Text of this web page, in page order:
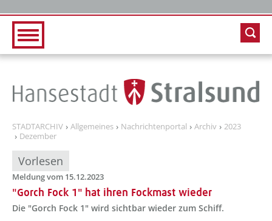
STADTARCHIV Allgemeines Nachrichtenportal Archiv
2023
Dezember
Vorlesen
Meldung vom 15.12.2023
"Gorch Fock 1" hat ihren Fockmast wieder
Die "Gorch Fock 1" wird sichtbar wieder zum Schiff.